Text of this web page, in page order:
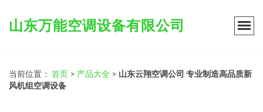
山东万能空调设备有限公司
当前位置： 首页 > 产品大全 > 山东云翔空调公司 专业制造高品质新
风机组空调设备